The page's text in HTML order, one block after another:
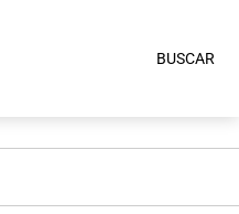
BUSCAR